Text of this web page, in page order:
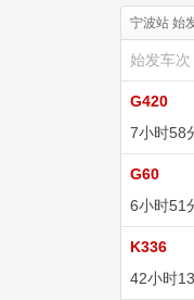
宁波站 始
始发车次
G420
7小时58
G60
6小时51
K336
42小时